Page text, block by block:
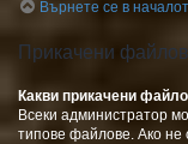
Върнете се в
Прикачени
Какви прикачени
Всеки администратор
типове файлове. Ако не